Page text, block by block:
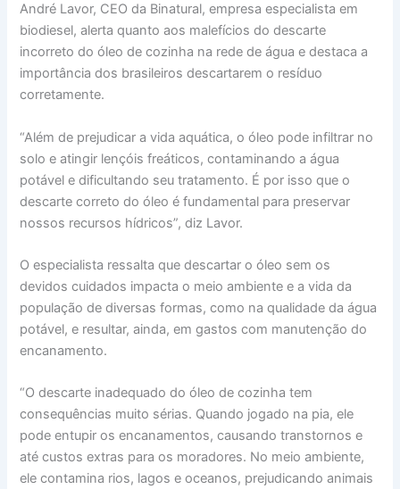
André Lavor, CEO da Binatural, empresa especialista em
biodiesel, alerta quanto aos malefícios do descarte
incorreto do óleo de cozinha na rede de água e destaca a
importância dos brasileiros descartarem o resíduo
corretamente.
“Além de prejudicar a vida aquática, o óleo pode infiltrar no
solo e atingir lençóis freáticos, contaminando a água
potável e dificultando seu tratamento. É por isso que o
descarte correto do óleo é fundamental para preservar
nossos recursos hídricos”, diz Lavor.
O especialista ressalta que descartar o óleo sem os
devidos cuidados impacta o meio ambiente e a vida da
população de diversas formas, como na qualidade da água
potável, e resultar, ainda, em gastos com manutenção do
encanamento.
“O descarte inadequado do óleo de cozinha tem
consequências muito sérias. Quando jogado na pia, ele
pode entupir os encanamentos, causando transtornos e
até custos extras para os moradores. No meio ambiente,
ele contamina rios, lagos e oceanos, prejudicando animais